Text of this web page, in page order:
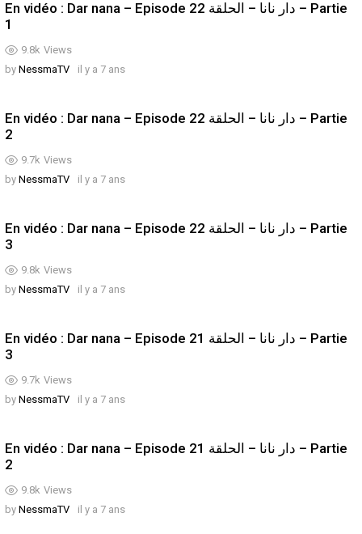
9.8k Views
En vidéo : Dar nana – Episode 22 دار نانا – الحلقة – Partie
1
by NessmaTV il y a 7 ans
9.7k Views
En vidéo : Dar nana – Episode 22 دار نانا – الحلقة – Partie
2
by NessmaTV il y a 7 ans
9.8k Views
En vidéo : Dar nana – Episode 22 دار نانا – الحلقة – Partie
3
by NessmaTV il y a 7 ans
9.7k Views
En vidéo : Dar nana – Episode 21 دار نانا – الحلقة – Partie
3
by NessmaTV il y a 7 ans
9.8k Views
En vidéo : Dar nana – Episode 21 دار نانا – الحلقة – Partie
2
by NessmaTV il y a 7 ans